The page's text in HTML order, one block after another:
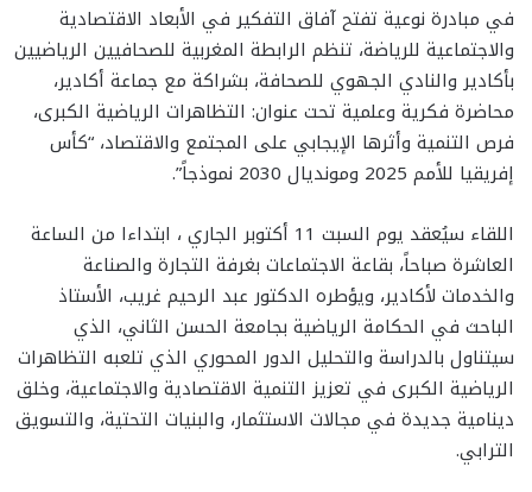
في مبادرة نوعية تفتح آفاق التفكير في الأبعاد الاقتصادية
والاجتماعية للرياضة، تنظم الرابطة المغربية للصحافيين الرياضيين
بأكادير والنادي الجهوي للصحافة، بشراكة مع جماعة أكادير،
محاضرة فكرية وعلمية تحت عنوان: التظاهرات الرياضية الكبرى،
فرص التنمية وأثرها الإيجابي على المجتمع والاقتصاد، “كأس
إفريقيا للأمم 2025 ومونديال 2030 نموذجاً”.
اللقاء سيُعقد يوم السبت 11 أكتوبر الجاري ، ابتداءا من الساعة
العاشرة صباحاً، بقاعة الاجتماعات بغرفة التجارة والصناعة
والخدمات لأكادير، ويؤطره الدكتور عبد الرحيم غريب، الأستاذ
الباحث في الحكامة الرياضية بجامعة الحسن الثاني، الذي
سيتناول بالدراسة والتحليل الدور المحوري الذي تلعبه التظاهرات
الرياضية الكبرى في تعزيز التنمية الاقتصادية والاجتماعية، وخلق
دينامية جديدة في مجالات الاستثمار، والبنيات التحتية، والتسويق
الترابي.